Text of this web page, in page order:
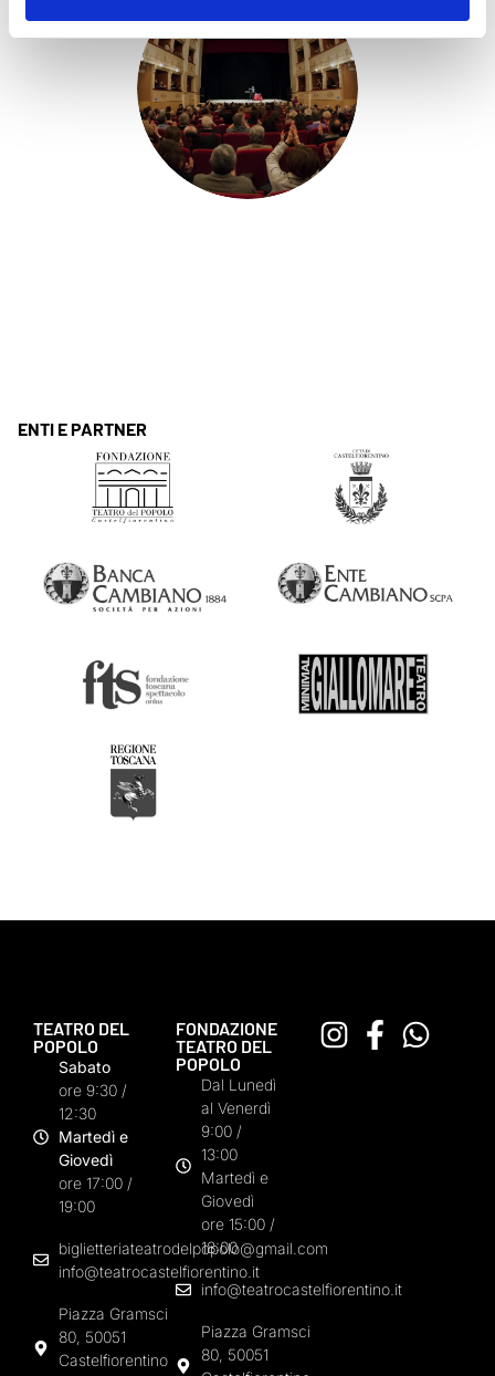
ENTI E PARTNER
TEATRO DEL
POPOLO
Sabato
ore 9:30 /
12:30
Martedì e
Giovedì
ore 17:00 /
19:00
biglietteriateatrodelpopolo@gmail.com
info@teatrocastelfiorentino.it
Piazza Gramsci
80, 50051
Castelfiorentino
FONDAZIONE
TEATRO DEL
POPOLO
Dal Lunedì
al Venerdì
9:00 /
13:00
Martedì e
Giovedì
ore 15:00 /
18:00
info@teatrocastelfiorentino.it
Piazza Gramsci
80, 50051